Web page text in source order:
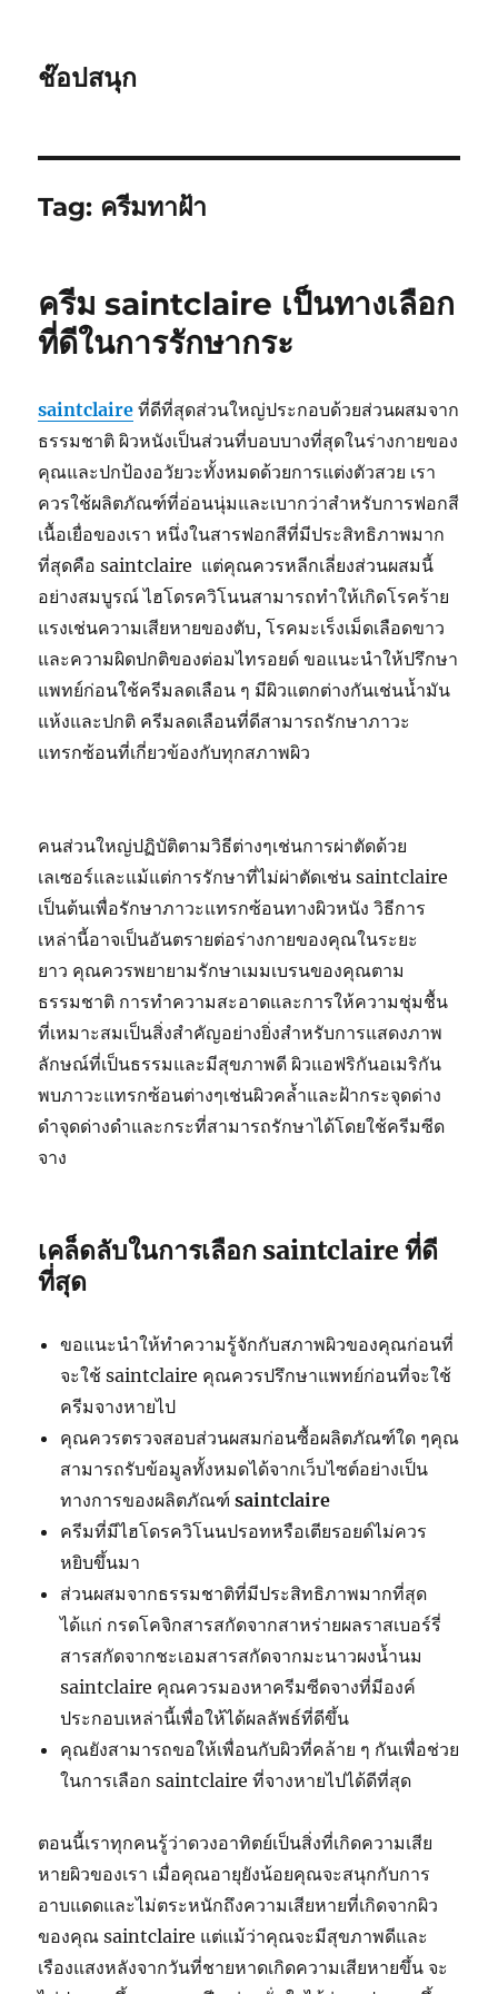
ช๊อปสนุก
Tag: ครีมทาฝ้า
ครีม saintclaire เป็นทางเลือก
ที่ดีในการรักษากระ
saintclaire ที่ดีที่สุดส่วนใหญ่ประกอบด้วยส่วนผสมจาก
ธรรมชาติ ผิวหนังเป็นส่วนที่บอบบางที่สุดในร่างกายของ
คุณและปกป้องอวัยวะทั้งหมดด้วยการแต่งตัวสวย เรา
ควรใช้ผลิตภัณฑ์ที่อ่อนนุ่มและเบากว่าสำหรับการฟอกสี
เนื้อเยื่อของเรา หนึ่งในสารฟอกสีที่มีประสิทธิภาพมาก
ที่สุดคือ saintclaire แต่คุณควรหลีกเลี่ยงส่วนผสมนี้
อย่างสมบูรณ์ ไฮโดรควิโนนสามารถทำให้เกิดโรคร้าย
แรงเช่นความเสียหายของตับ, โรคมะเร็งเม็ดเลือดขาว
และความผิดปกติของต่อมไทรอยด์ ขอแนะนำให้ปรึกษา
แพทย์ก่อนใช้ครีมลดเลือน ๆ มีผิวแตกต่างกันเช่นน้ำมัน
แห้งและปกติ ครีมลดเลือนที่ดีสามารถรักษาภาวะ
แทรกซ้อนที่เกี่ยวข้องกับทุกสภาพผิว
คนส่วนใหญ่ปฏิบัติตามวิธีต่างๆเช่นการผ่าตัดด้วย
เลเซอร์และแม้แต่การรักษาที่ไม่ผ่าตัดเช่น saintclaire
เป็นต้นเพื่อรักษาภาวะแทรกซ้อนทางผิวหนัง วิธีการ
เหล่านี้อาจเป็นอันตรายต่อร่างกายของคุณในระยะ
ยาว คุณควรพยายามรักษาเมมเบรนของคุณตาม
ธรรมชาติ การทำความสะอาดและการให้ความชุ่มชื้น
ที่เหมาะสมเป็นสิ่งสำคัญอย่างยิ่งสำหรับการแสดงภาพ
ลักษณ์ที่เป็นธรรมและมีสุขภาพดี ผิวแอฟริกันอเมริกัน
พบภาวะแทรกซ้อนต่างๆเช่นผิวคล้ำและฝ้ากระจุดด่าง
ดำจุดด่างดำและกระที่สามารถรักษาได้โดยใช้ครีมซีด
จาง
เคล็ดลับในการเลือก saintclaire ที่ดี
ที่สุด
ขอแนะนำให้ทำความรู้จักกับสภาพผิวของคุณก่อนที่
จะใช้ saintclaire คุณควรปรึกษาแพทย์ก่อนที่จะใช้
ครีมจางหายไป
คุณควรตรวจสอบส่วนผสมก่อนซื้อผลิตภัณฑ์ใด ๆคุณ
สามารถรับข้อมูลทั้งหมดได้จากเว็บไซต์อย่างเป็น
ทางการของผลิตภัณฑ์saintclaire
ครีมที่มีไฮโดรควิโนนปรอทหรือเตียรอยด์ไม่ควร
หยิบขึ้นมา
ส่วนผสมจากธรรมชาติที่มีประสิทธิภาพมากที่สุด
ได้แก่ กรดโคจิกสารสกัดจากสาหร่ายผลราสเบอร์รี่
สารสกัดจากชะเอมสารสกัดจากมะนาวผงน้ำนม
saintclaire คุณควรมองหาครีมซีดจางที่มีองค์
ประกอบเหล่านี้เพื่อให้ได้ผลลัพธ์ที่ดีขึ้น
คุณยังสามารถขอให้เพื่อนกับผิวที่คล้าย ๆ กันเพื่อช่วย
ในการเลือก saintclaire ที่จางหายไปได้ดีที่สุด
ตอนนี้เราทุกคนรู้ว่าดวงอาทิตย์เป็นสิ่งที่เกิดความเสีย
หายผิวของเรา เมื่อคุณอายุยังน้อยคุณจะสนุกกับการ
อาบแดดและไม่ตระหนักถึงความเสียหายที่เกิดจากผิว
ของคุณ saintclaire แต่แม้ว่าคุณจะมีสุขภาพดีและ
เรืองแสงหลังจากวันที่ชายหาดเกิดความเสียหายขึ้น จะ